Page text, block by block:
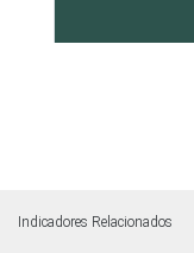
Indicadores Relacionados